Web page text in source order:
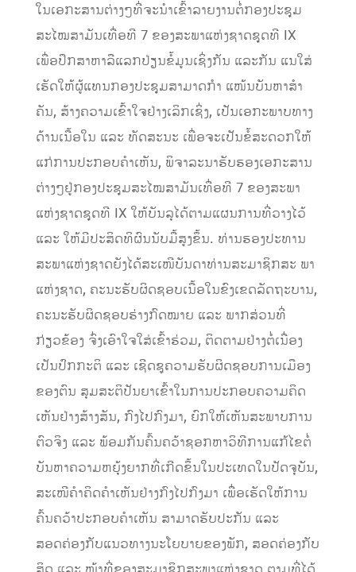
ໃນເອກະສານຕ່າງໆທີ່ຈະນໍາເຂົ້າລາຍງານຕໍ່ກອງປະຊຸມ
ສະໄໝສາມັນເທື່ອທີ 7 ຂອງສະພາແຫ່ງຊາດຊຸດທີ IX
ເພື່ອປຶກສາຫາລືແລກປ່ຽນຂໍ້ມູນເຊິ່ງກັນ ແລະກັນ ແນໃສ່
ເຮັດໃຫ້ຜູ້ແທນກອງປະຊຸມສາມາດກໍາ ແໜ້ນບັນຫາສໍາ
ຄັນ, ສ້າງຄວາມເຂົ້າໃຈຢ່າງເລິກເຊິ່ງ, ເປັນເອກະພາບທາງ
ດ້ານເນື້ອໃນ ແລະ ທັດສະນະ ເພື່ອຈະເປັນຂໍ້ສະດວກໃຫ້
ແກ່ການປະກອບຄໍາເຫັນ, ພິຈາລະນາຮັບຮອງເອກະສານ
ຕ່າງໆຢູ່ກອງປະຊຸມສະໄໝສາມັນເທື່ອທີ 7 ຂອງສະພາ
ແຫ່ງຊາດຊຸດທີ IX ໃຫ້ບັນລຸໄດ້ຕາມແຜນການທີ່ວາງໄວ້
ແລະ ໃຫ້ມີປະສິດທິຜົນນັບມື້ສູງຂຶ້ນ. ທ່ານຮອງປະທານ
ສະພາແຫ່ງຊາດຍັງໄດ້ສະເໜີບັນດາທ່ານສະມາຊິກສະ ພາ
ແຫ່ງຊາດ, ຄະນະຮັບຜິດຊອບເນື້ອໃນຂົງເຂດລັດຖະບານ,
ຄະນະຮັບຜິດຊອບຮ່າງກົດໝາຍ ແລະ ພາກສ່ວນທີ່
ກ່ຽວຂ້ອງ ຈົ່ງເອົາໃຈໃສ່ເຂົ້າຮ່ວມ, ຕິດຕາມຢ່າງຕໍ່ເນື່ອງ
ເປັນປົກກະຕິ ແລະ ເຊີດຊູຄວາມຮັບຜິດຊອບການເມືອງ
ຂອງຕົນ ສຸມສະຕິປັນຍາເຂົ້າໃນການປະກອບຄວາມຄິດ
ເຫັນຢ່າງສ້າງສັນ, ກົງໄປກົງມາ, ຍົກໃຫ້ເຫັນສະພາບການ
ຕົວຈິງ ແລະ ພ້ອມກັນຄົ້ນຄວ້າຊອກຫາວິທີການແກ້ໄຂຕໍ່
ບັນຫາຄວາມຫຍຸ້ງຍາກທີ່ເກີດຂຶ້ນໃນປະເທດໃນປັດຈຸບັນ,
ສະເໜີຄຳຄິດຄຳເຫັນຢ່າງກົງໄປກົງມາ ເພື່ອເຮັດໃຫ້ການ
ຄົ້ນຄວ້າປະກອບຄໍາເຫັນ ສາມາດຮັບປະກັນ ແລະ
ສອດຄ່ອງກັບແນວທາງນະໂຍບາຍຂອງພັກ, ສອດຄ່ອງກັບ